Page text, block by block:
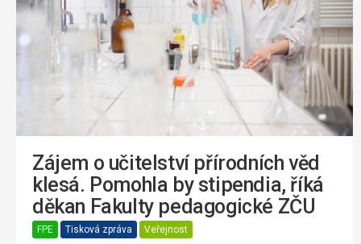
Zájem o učitelství přírodních věd
klesá. Pomohla by stipendia, říká
děkan Fakulty pedagogické ZČU
FPE Tisková zpráva Veřejnost